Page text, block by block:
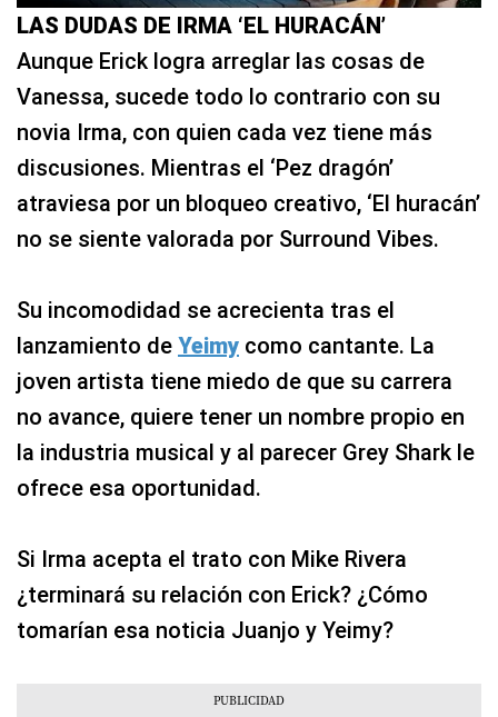
LAS DUDAS DE IRMA ‘EL HURACÁN’
Aunque Erick logra arreglar las cosas de
Vanessa, sucede todo lo contrario con su
novia Irma, con quien cada vez tiene más
discusiones. Mientras el ‘Pez dragón’
atraviesa por un bloqueo creativo, ‘El huracán’
no se siente valorada por Surround Vibes.
Su incomodidad se acrecienta tras el
lanzamiento de Yeimy como cantante. La
joven artista tiene miedo de que su carrera
no avance, quiere tener un nombre propio en
la industria musical y al parecer Grey Shark le
ofrece esa oportunidad.
Si Irma acepta el trato con Mike Rivera
¿terminará su relación con Erick? ¿Cómo
tomarían esa noticia Juanjo y Yeimy?